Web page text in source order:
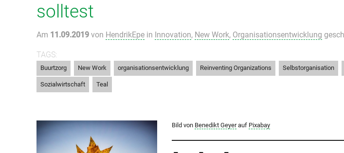
solltest
Am 11.09.2019 von HendrikEpe in Innovation, New Work, Organisationsentwicklung
TAGS:
Buurtzorg New Work organisationsentwicklung Reinventing Organizations Selbstorganisation
Sozialwirtschaft Teal
Bild von Benedikt Geyerauf Pixabay